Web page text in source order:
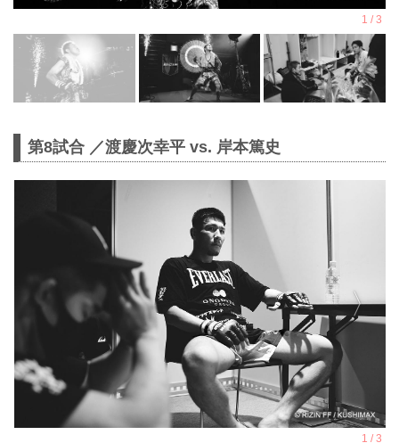
第8試合 ／渡慶次幸平 vs. 岸本篤史